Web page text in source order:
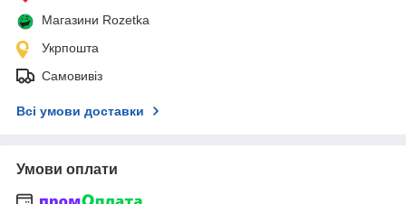
Магазини Rozetka
Укрпошта
Самовивіз
Всі умови доставки
Умови оплати